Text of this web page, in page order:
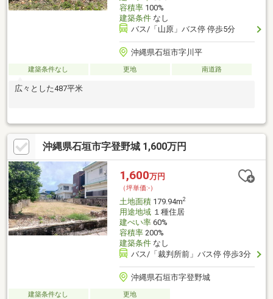
容積率100%
建築条件なし
バス/「山原」バス停 停歩5分
沖縄県石垣市字川平
建築条件なし 更地 南道路
広々とした487平米
沖縄県石垣市字登野城 1,600万円
1,600万円
（坪単価:-）
土地面積179.94m2
用途地域１種住居
建ぺい率60%
容積率200%
建築条件なし
バス/「裁判所前」バス停 停歩3分
沖縄県石垣市字登野城
建築条件なし 更地